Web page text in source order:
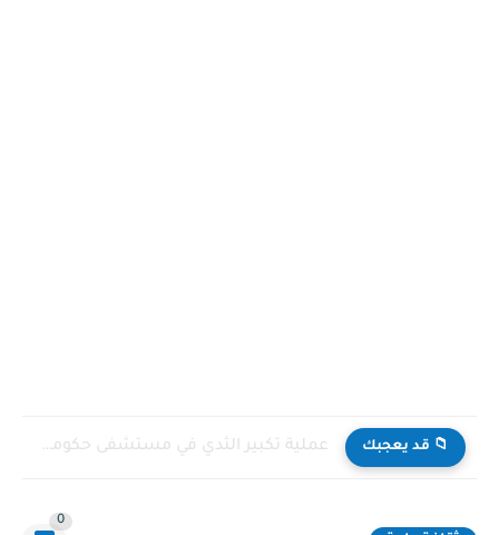
📁 قد يعجبك عملية تكبير الثدي في مستشفى حكومي السعودية
0